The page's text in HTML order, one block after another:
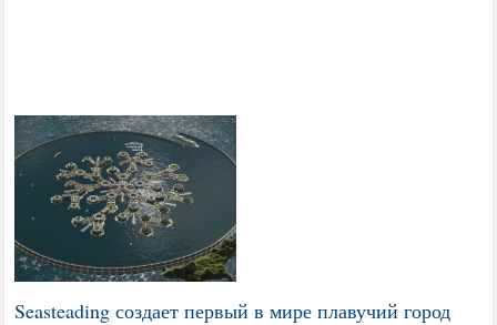
Seasteading создает первый в мире плавучий город